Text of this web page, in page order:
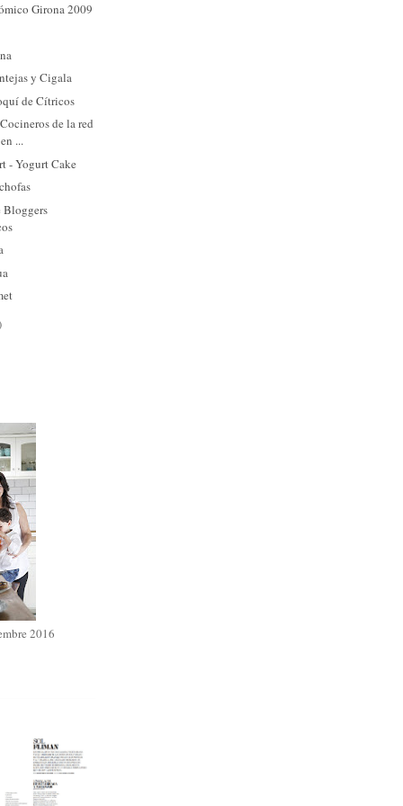
Girona 2009
y Cigala
de Cítricos
de la red
...
- Yogurt Cake
Bloggers
2016